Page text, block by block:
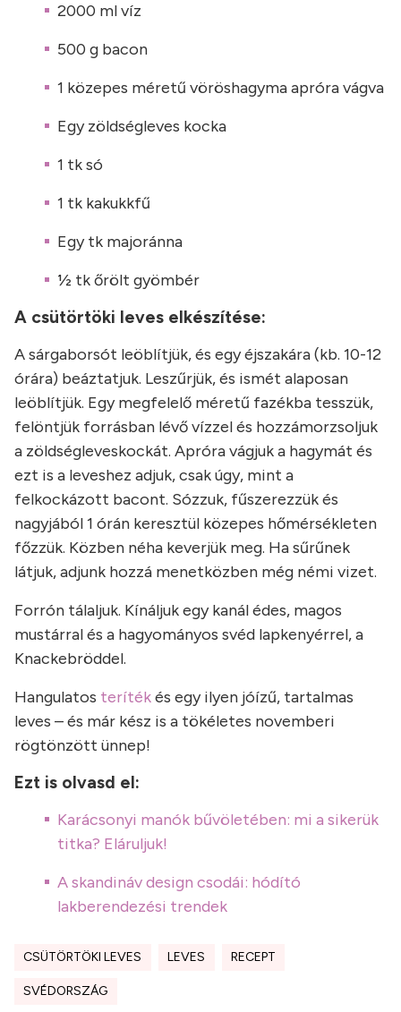
2000 ml víz
500 g bacon
1 közepes méretű vöröshagyma apróra vágva
Egy zöldségleves kocka
1 tk só
1 tk kakukkfű
Egy tk majoránna
½ tk őrölt gyömbér
A csütörtöki leves elkészítése:
A sárgaborsót leöblítjük, és egy éjszakára (kb. 10-12
órára) beáztatjuk. Leszűrjük, és ismét alaposan
leöblítjük. Egy megfelelő méretű fazékba tesszük,
felöntjük forrásban lévő vízzel és hozzámorzsoljuk
a zöldségleveskockát. Apróra vágjuk a hagymát és
ezt is a leveshez adjuk, csak úgy, mint a
felkockázott bacont. Sózzuk, fűszerezzük és
nagyjából 1 órán keresztül közepes hőmérsékleten
főzzük. Közben néha keverjük meg. Ha sűrűnek
látjuk, adjunk hozzá menetközben még némi vizet.
Forrón tálaljuk. Kínáljuk egy kanál édes, magos
mustárral és a hagyományos svéd lapkenyérrel, a
Knackebröddel.
Hangulatos terítékés egy ilyen jóízű, tartalmas
leves – és már kész is a tökéletes novemberi
rögtönzött ünnep!
Ezt is olvasd el:
Karácsonyi manók bűvöletében: mi a sikerük
titka? Eláruljuk!
A skandináv design csodái: hódító
lakberendezési trendek
CSÜTÖRTÖKI LEVES LEVES RECEPT
SVÉDORSZÁG